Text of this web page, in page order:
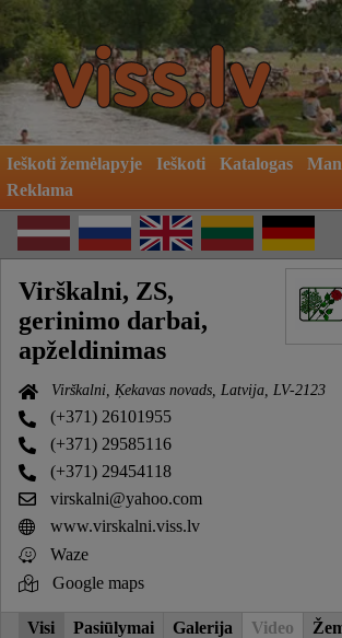
Ieškoti žemėlapyje Ieškoti Katalogas
Reklama
Virškalni, ZS,
gerinimo darbai,
apželdinimas
Virškalni, Ķekavas novads, Latvija, LV-2123
(+371) 26101955
(+371) 29585116
(+371) 29454118
virskalni@yahoo.com
www.virskalni.viss.lv
Waze
Google maps
Visi Pasiūlymai Galerija Video